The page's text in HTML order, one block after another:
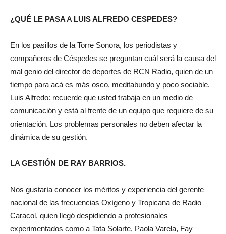
¿QUÉ LE PASA A LUIS ALFREDO CESPEDES?
En los pasillos de la Torre Sonora, los periodistas y
compañeros de Céspedes se preguntan cuál será la causa del
mal genio del director de deportes de RCN Radio, quien de un
tiempo para acá es más osco, meditabundo y poco sociable.
Luis Alfredo: recuerde que usted trabaja en un medio de
comunicación y está al frente de un equipo que requiere de su
orientación. Los problemas personales no deben afectar la
dinámica de su gestión.
LA GESTIÓN DE RAY BARRIOS.
Nos gustaría conocer los méritos y experiencia del gerente
nacional de las frecuencias Oxígeno y Tropicana de Radio
Caracol, quien llegó despidiendo a profesionales
experimentados como a Tata Solarte, Paola Varela, Fay